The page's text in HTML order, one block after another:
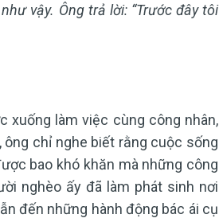
vậy. Ông trả lời: “Trước đây tôi
xuống làm việc cùng công nhân,
ông chỉ nghe biết rằng cuộc sống
bao khó khăn mà những công
nghèo ấy đã làm phát sinh nơi
đến những hành động bác ái cụ